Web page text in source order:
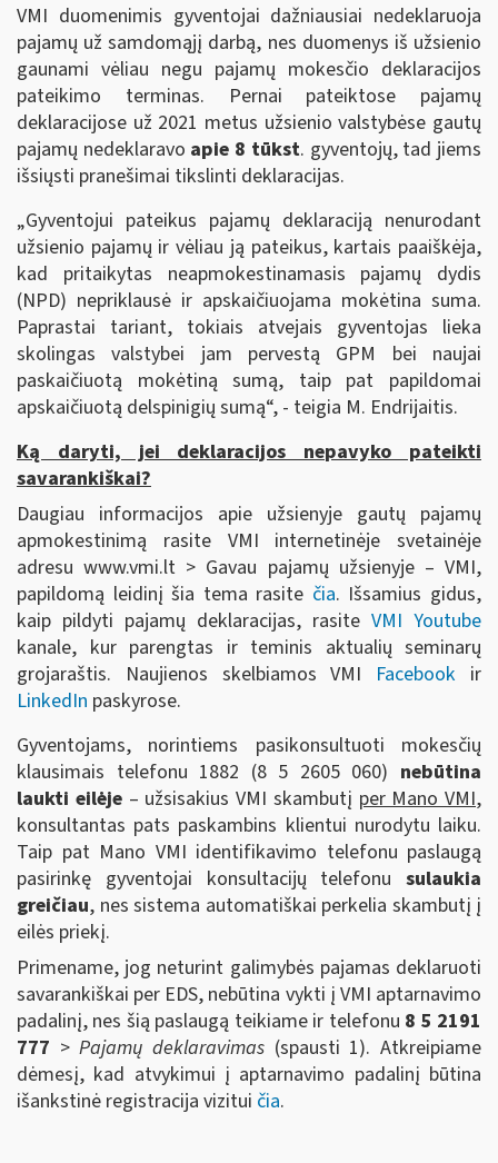
VMI duomenimis gyventojai dažniausiai nedeklaruoja
pajamų už samdomąjį darbą, nes duomenys iš užsienio
gaunami vėliau negu pajamų mokesčio deklaracijos
pateikimo terminas. Pernai pateiktose pajamų
deklaracijose už 2021 metus užsienio valstybėse gautų
pajamų nedeklaravo apie 8 tūkst. gyventojų, tad jiems
išsiųsti pranešimai tikslinti deklaracijas.
„Gyventojui pateikus pajamų deklaraciją nenurodant
užsienio pajamų ir vėliau ją pateikus, kartais paaiškėja,
kad pritaikytas neapmokestinamasis pajamų dydis
(NPD) nepriklausė ir apskaičiuojama mokėtina suma.
Paprastai tariant, tokiais atvejais gyventojas lieka
skolingas valstybei jam pervestą GPM bei naujai
paskaičiuotą mokėtiną sumą, taip pat papildomai
apskaičiuotą delspinigių sumą“, - teigia M. Endrijaitis.
Ką daryti, jei deklaracijos nepavyko pateikti
savarankiškai?
Daugiau informacijos apie užsienyje gautų pajamų
apmokestinimą rasite VMI internetinėje svetainėje
adresu www.vmi.lt > Gavau pajamų užsienyje – VMI,
papildomą leidinį šia tema rasite čia. Išsamius gidus,
kaip pildyti pajamų deklaracijas, rasite VMI Youtube
kanale, kur parengtas ir teminis aktualių seminarų
grojaraštis. Naujienos skelbiamos VMI Facebook ir
LinkedIn paskyrose.
Gyventojams, norintiems pasikonsultuoti mokesčių
klausimais telefonu 1882 (8 5 2605 060) nebūtina
laukti eilėje – užsisakius VMI skambutį per Mano VMI,
konsultantas pats paskambins klientui nurodytu laiku.
Taip pat Mano VMI identifikavimo telefonu paslaugą
pasirinkę gyventojai konsultacijų telefonu sulaukia
greičiau, nes sistema automatiškai perkelia skambutį į
eilės priekį.
Primename, jog neturint galimybės pajamas deklaruoti
savarankiškai per EDS, nebūtina vykti į VMI aptarnavimo
padalinį, nes šią paslaugą teikiame ir telefonu 8 5 2191
777 >Pajamų deklaravimas (spausti 1). Atkreipiame
dėmesį, kad atvykimui į aptarnavimo padalinį būtina
išankstinė registracija vizitui čia.